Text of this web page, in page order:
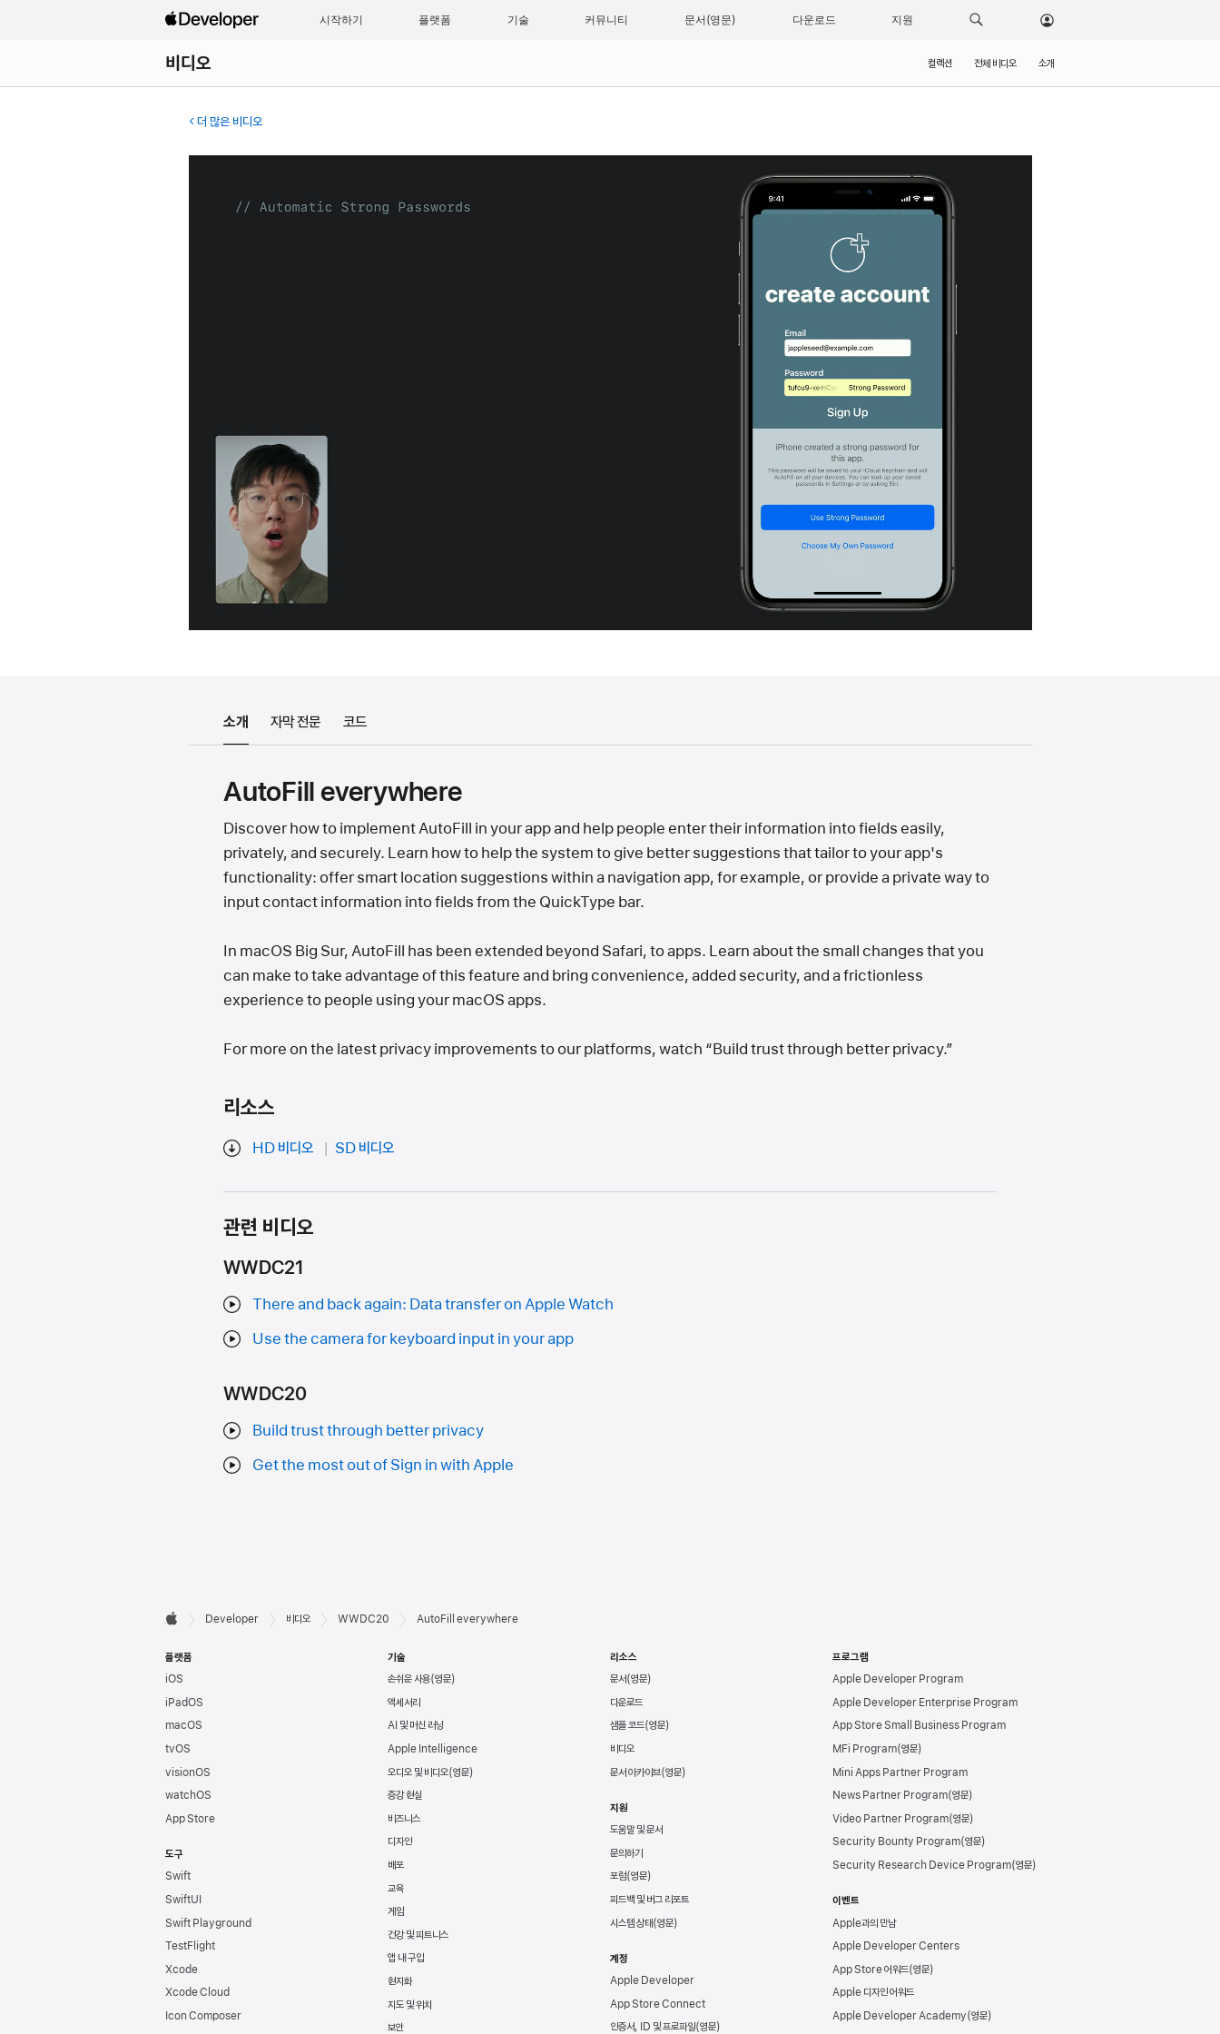
시작하기 플랫폼 기술 커뮤니티 문서 다운로드 지원
비디오 컬렉션 전체 비디오 소개
더 많은 비디오
소개 자막 전문 코드
AutoFill everywhere
Discover how to implement AutoFill in your app and help people enter their information into fields easily,
privately, and securely. Learn how to help the system to give better suggestions that tailor to your app's
functionality: offer smart location suggestions within a navigation app, for example, or provide a private way to
input contact information into fields from the QuickType bar.
In macOS Big Sur, AutoFill has been extended beyond Safari, to apps. Learn about the small changes that you
can make to take advantage of this feature and bring convenience, added security, and a frictionless
experience to people using your macOS apps.
For more on the latest privacy improvements to our platforms, watch “Build trust through better privacy.”
리소스
HD 비디오 SD 비디오
관련 비디오
WWDC21
There and back again: Data transfer on Apple Watch
Use the camera for keyboard input in your app
WWDC20
Build trust through better privacy
Get the most out of Sign in with Apple
Developer
바닥글

Developer 비디오 WWDC20 AutoFill everywhere
플랫폼
iOS
iPadOS
macOS
tvOS
visionOS
watchOS
App Store
도구
Swift
SwiftUI
Swift Playground
TestFlight
Xcode
Xcode Cloud
Icon Composer
기술
손쉬운 사용
액세서리
AI 및 머신 러닝
Apple Intelligence
오디오 및 비디오
증강 현실
비즈니스
디자인
배포
교육
게임
건강 및 피트니스
앱 내 구입
현지화
지도 및 위치
보안
리소스
문서
다운로드
샘플 코드
비디오
문서 아카이브
지원
도움말 및 문서
문의하기
포럼
피드백 및 버그 리포트
시스템 상태
계정
Apple Developer
App Store Connect
인증서, ID 및 프로파일
프로그램
Apple Developer Program
Apple Developer Enterprise Program
App Store Small Business Program
MFi Program
Mini Apps Partner Program
News Partner Program
Video Partner Program
Security Bounty Program
Security Research Device Program
이벤트
Apple과의 만남
Apple Developer Centers
App Store 어워드
Apple 디자인 어워드
Apple Developer Academy